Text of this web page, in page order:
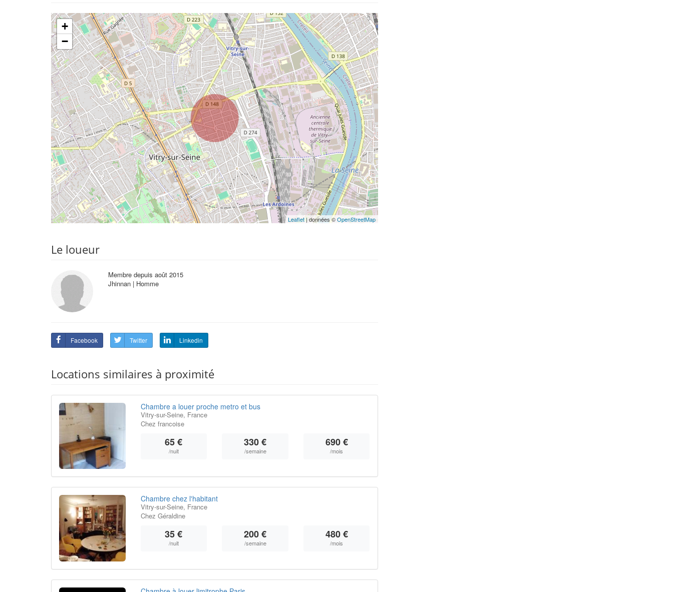
+
−
Leaflet| données ©OpenStreetMap
Le loueur
Membre depuis août 2015
Jhinnan | Homme
Facebook Twitter Linkedin
Locations similaires à proximité
Chambre a louer proche metro et bus
Vitry-sur-Seine, France
Chez francoise
65 €
/nuit
330 €
/semaine
690 €
/mois
Chambre chez l'habitant
Vitry-sur-Seine, France
Chez Géraldine
35 €
/nuit
200 €
/semaine
480 €
/mois